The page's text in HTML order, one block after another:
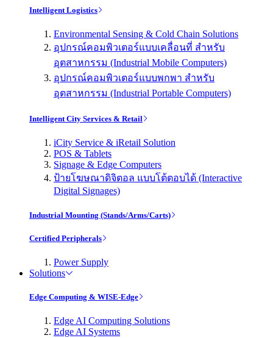
Intelligent Logistics
Environmental Sensing & Cold Chain Solutions
อุปกรณ์คอมพิวเตอร์แบบเคลื่อนที่ สำหรับ
อุตสาหกรรม (Industrial Mobile Computers)
อุปกรณ์คอมพิวเตอร์แบบพกพา สำหรับ
อุตสาหกรรม (Industrial Portable Computers)
Intelligent City Services & Retail
iCity Service & iRetail Solution
POS & Tablets
Signage & Edge Computers
ป้ายโฆษณาดิจิตอล แบบโต้ตอบได้ (Interactive
Digital Signages)
Industrial Mounting (Stands/Arms/Carts)
Certified Peripherals
Power Supply
Solutions
Edge Computing & WISE-Edge
Edge AI Computing Solutions
Edge AI Systems